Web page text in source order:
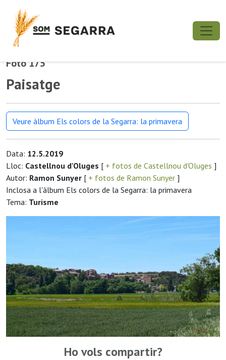
Foto 175
Paisatge
Veure àlbum Els colors de la Segarra: la primavera
Data: 12.5.2019
Lloc: Castellnou d'Oluges [ + fotos de Castellnou d'Oluges ]
Autor: Ramon Sunyer [ + fotos de Ramon Sunyer ]
Inclosa a l'àlbum Els colors de la Segarra: la primavera
Tema: Turisme
Ho vols compartir?